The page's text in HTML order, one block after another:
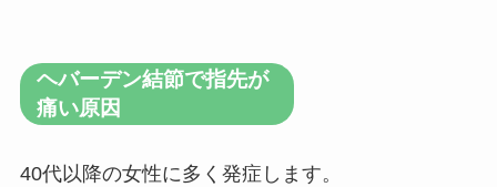
ヘバーデン結節で指先が
痛い原因
40代以降の女性に多く発症します。